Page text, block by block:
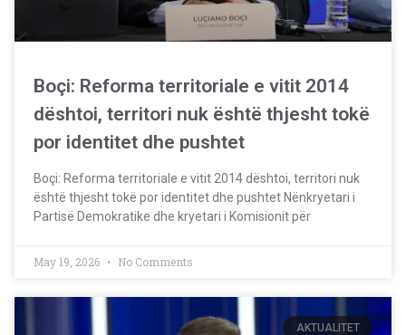
Boçi: Reforma territoriale e vitit 2014
dështoi, territori nuk është thjesht tokë
por identitet dhe pushtet
Boçi: Reforma territoriale e vitit 2014 dështoi, territori nuk
është thjesht tokë por identitet dhe pushtet Nënkryetari i
Partisë Demokratike dhe kryetari i Komisionit për
May 19, 2026 No Comments
AKTUALITET